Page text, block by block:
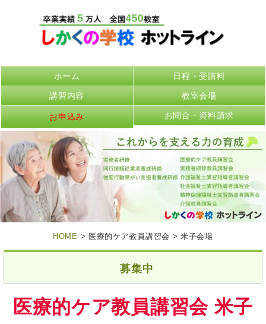
ホーム 日程・受講料
講習内容 教室会場
お申込み お問合・資料請求
HOME > 医療的ケア教員講習会 > 米子会場
募集中
医療的ケア教員講習会 米子